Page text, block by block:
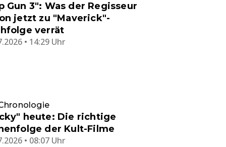
Gun 3": Was der Regisseur
jetzt zu "Maverick"-
verrät
• 14:29 Uhr
heute: Die richtige
der Kult-Filme
• 08:07 Uhr